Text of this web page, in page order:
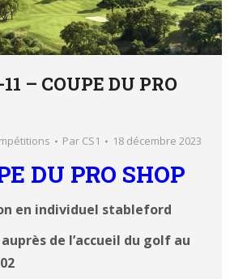
– COUPE DU PRO
Par CS1 18 décembre 2023
DU PRO SHOP
en individuel stableford
de l’accueil du golf au